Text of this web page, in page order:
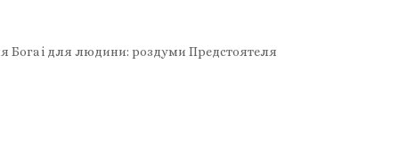
Бога і для людини: роздуми Предстоятеля